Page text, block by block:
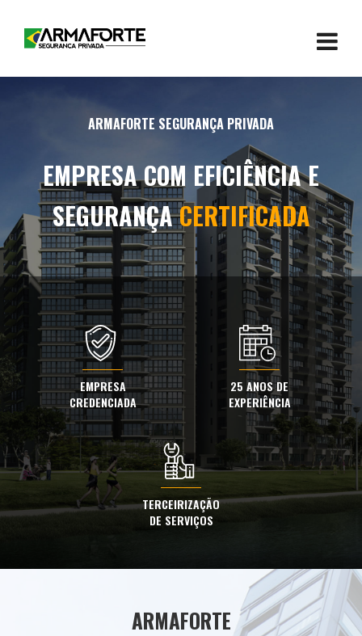
ARMAFORTE SEGURANÇA PRIVADA
EMPRESA COM EFICIÊNCIA E
SEGURANÇACERTIFICADA
EMPRESA
CREDENCIADA
25 ANOS DE
EXPERIÊNCIA
TERCEIRIZAÇÃO
DE SERVIÇOS
ARMAFORTE